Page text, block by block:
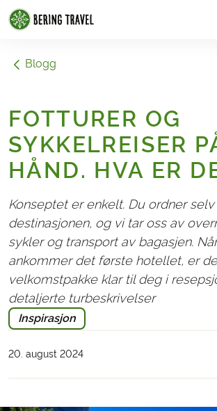
1
Blogg
FOTTURER OG
SYKKELREISER
HÅND. HVA ER
Konseptet er enkelt. Du ordner
destinasjonen, og vi tar oss av
sykler og transport av bagasjen.
ankommer det første hotellet, er
velkomstpakke klar til deg i
detaljerte turbeskrivelser
Inspirasjon
20. august 2024